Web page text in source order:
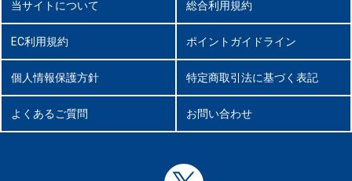
当サイトについて 総合利用規約
EC利用規約 ポイントガイドライン
個人情報保護方針 特定商取引法に基づく表記
よくあるご質問 お問い合わせ